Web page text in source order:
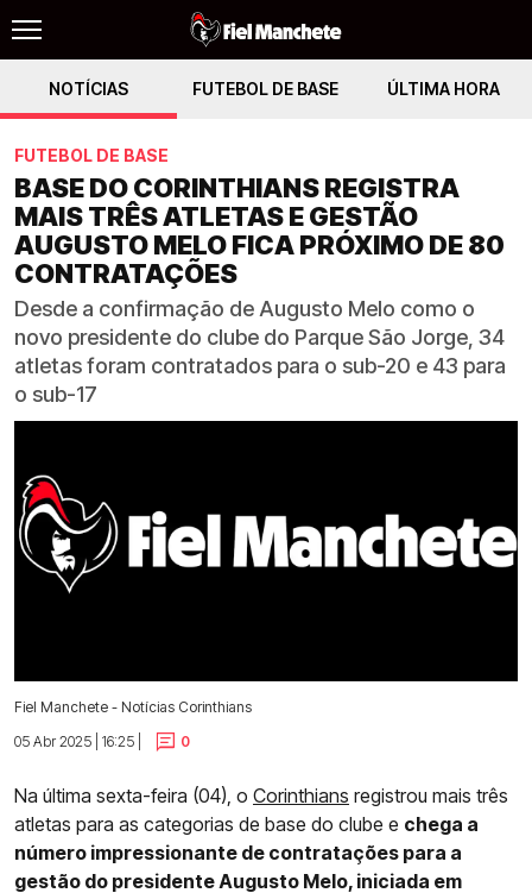
NOTÍCIAS FUTEBOL DE BASE ÚLTIMA HORA
FUTEBOL DE BASE
BASE DO CORINTHIANS REGISTRA
MAIS TRÊS ATLETAS E GESTÃO
AUGUSTO MELO FICA PRÓXIMO DE 80
CONTRATAÇÕES
Desde a confirmação de Augusto Melo como o
novo presidente do clube do Parque São Jorge, 34
atletas foram contratados para o sub-20 e 43 para
o sub-17
Fiel Manchete - Notícias Corinthians
05 Abr 2025 | 16:25 |
0
Na última sexta-feira (04), o Corinthians registrou mais três
atletas para as categorias de base do clube e chega a
número impressionante de contratações para a
gestão do presidente Augusto Melo, iniciada em